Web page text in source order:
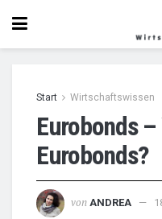
Start Wirtschaftswissen
Eurobonds
Eurobonds?
von ANDREA